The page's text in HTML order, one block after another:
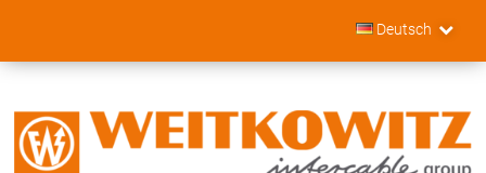
Deutsch